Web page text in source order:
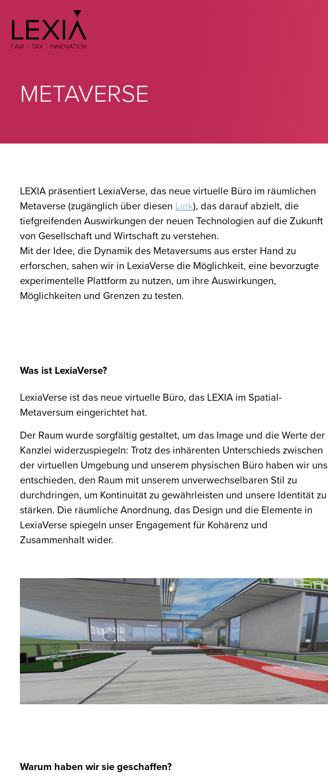
Search for:
METAVERSE
LEXIA präsentiert LexiaVerse, das neue virtuelle Büro im räumlichen
Metaverse (zugänglich über diesen Link), das darauf abzielt, die
tiefgreifenden Auswirkungen der neuen Technologien auf die Zukunft
von Gesellschaft und Wirtschaft zu verstehen.
Mit der Idee, die Dynamik des Metaversums aus erster Hand zu
erforschen, sahen wir in LexiaVerse die Möglichkeit, eine bevorzugte
experimentelle Plattform zu nutzen, um ihre Auswirkungen,
Möglichkeiten und Grenzen zu testen.
Was ist LexiaVerse?
LexiaVerse ist das neue virtuelle Büro, das LEXIA im Spatial-
Metaversum eingerichtet hat.
Der Raum wurde sorgfältig gestaltet, um das Image und die Werte der
Kanzlei widerzuspiegeln: Trotz des inhärenten Unterschieds zwischen
der virtuellen Umgebung und unserem physischen Büro haben wir uns
entschieden, den Raum mit unserem unverwechselbaren Stil zu
durchdringen, um Kontinuität zu gewährleisten und unsere Identität zu
stärken. Die räumliche Anordnung, das Design und die Elemente in
LexiaVerse spiegeln unser Engagement für Kohärenz und
Zusammenhalt wider.
Warum haben wir sie geschaffen?